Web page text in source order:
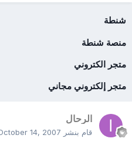
شنطة
منصة شنطة
متجر الكتروني
متجر إلكتروني مجاني
الرحال
قام بنشر October 14, 2007